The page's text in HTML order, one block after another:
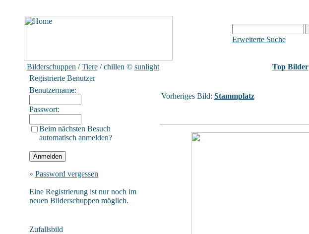
Erweiterte Suche
Bilderschuppen /Tiere/ chillen © sunlight Top Bilder
Registrierte Benutzer
Benutzername:
Passwort:
Beim nächsten Besuch
automatisch anmelden?
» Password vergessen
Eine Registrierung ist nur noch im
neuen Bilderschuppen möglich.
Zufallsbild
Vorheriges Bild: Stammplatz